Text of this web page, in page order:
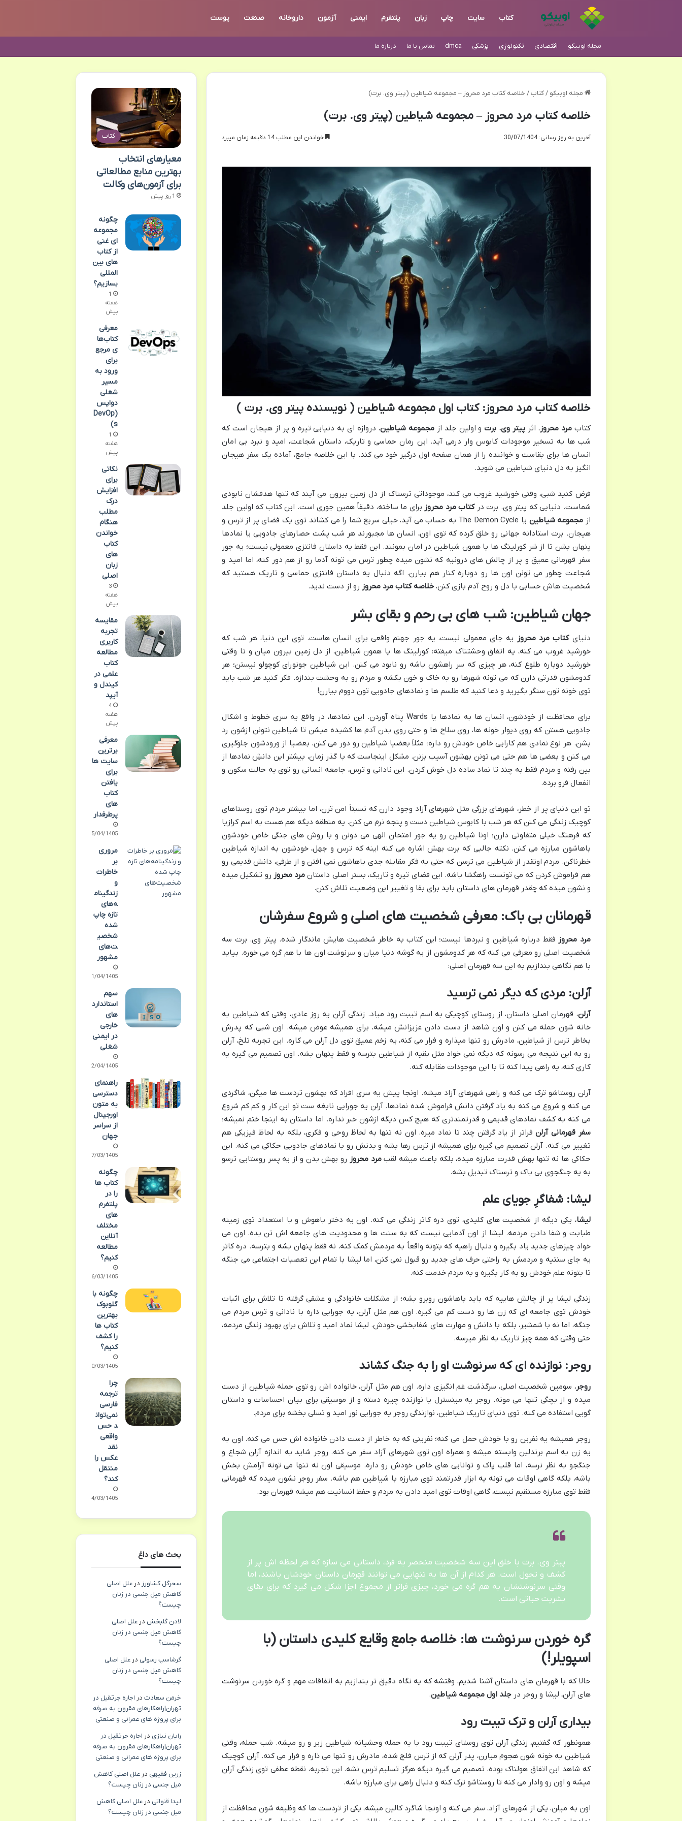
کتاب سایت چاپ زبان پلتفرم ایمنی آزمون داروخانه صنعت پوست
مجله اوبیکو اقتصادی تکنولوژی پزشکی dmca تماس با ما درباره ما
مجله اوبیکو / کتاب / خلاصه کتاب مرد محروز – مجموعه شیاطین (پیتر وی. برت)
خلاصه کتاب مرد محروز – مجموعه شیاطین (پیتر وی. برت)
آخرین به روز رسانی: 30/07/1404 خواندن این مطلب 14 دقیقه زمان میبرد
خلاصه کتاب مرد محروز: کتاب اول مجموعه شیاطین ( نویسنده پیتر وی. برت )
کتابمرد محروز، اثر پیتر وی. برت و اولین جلد ازمجموعه شیاطین، دروازه ای به دنیایی تیره و پر از هیجان است که
شب ها به تسخیر موجودات کابوس وار درمی آید. این رمان حماسی و تاریک، داستان شجاعت، امید و نبرد بی امان
انسان ها برای بقاست و خواننده را از همان صفحه اول درگیر خود می کند. با این خلاصه جامع، آماده یک سفر هیجان
انگیز به دل دنیای شیاطین می شوید.
فرض کنید شبی، وقتی خورشید غروب می کند، موجوداتی ترسناک از دل زمین بیرون می آیند که تنها هدفشان نابودی
شماست. دنیایی که پیتر وی. برت درکتاب مرد محروز برای ما ساخته، دقیقاً همین جوری است. این کتاب که اولین جلد
از مجموعه شیاطین
یا The Demon Cycle به حساب می آید، خیلی سریع شما را می کشاند توی یک فضای پر از ترس و
هیجان. برت استادانه جهانی رو خلق کرده که توی اون، انسان ها مجبورند هر شب پشت حصارهای جادویی یا نمادها
پنهان بشن تا از شر کورلینگ ها یا همون شیاطین در امان بمونند. این فقط یه داستان فانتزی معمولی نیست؛ یه جور
سفر قهرمانی عمیق و پر از چالش های درونیه که نشون میده چطور ترس می تونه آدما رو از هم دور کنه، اما امید و
شجاعت چطور می تونن اون ها رو دوباره کنار هم بیارن. اگه دنبال یه داستان فانتزی حماسی و تاریک هستید که
شخصیت هاش حسابی با دل و روح آدم بازی کنن،خلاصه کتاب مرد محروز رو از دست ندید.
جهان شیاطین: شب های بی رحم و بقای بشر
دنیایکتاب مرد محروز یه جای معمولی نیست، یه جور جهنم واقعی برای انسان هاست. توی این دنیا، هر شب که
خورشید غروب می کنه، یه اتفاق وحشتناک میفته: کورلینگ ها یا همون شیاطین، از دل زمین بیرون میان و تا وقتی
خورشید دوباره طلوع کنه، هر چیزی که سر راهشون باشه رو نابود می کنن. این شیاطین جونورای کوچولو نیستن؛ هر
کدومشون قدرتی دارن که می تونه شهرها رو به خاک و خون بکشه و مردم رو به وحشت بندازه. فکر کنید هر شب باید
توی خونه تون سنگر بگیرید و دعا کنید که طلسم ها و نمادهای جادویی تون دووم بیارن!
برای محافظت از خودشون، انسان ها به نمادها یا Wards پناه آوردن. این نمادها، در واقع یه سری خطوط و اشکال
جادویی هستن که روی دیوار خونه ها، روی سلاح ها و حتی روی بدن آدم ها کشیده میشن تا شیاطین نتونن ازشون رد
بشن. هر نوع نمادی هم کارایی خاص خودش رو داره؛ مثلاً بعضیا شیاطین رو دور می کنن، بعضیا از ورودشون جلوگیری
می کنن و بعضی ها هم حتی می تونن بهشون آسیب بزنن. مشکل اینجاست که با گذر زمان، بیشتر این دانشِ نمادها از
بین رفته و مردم فقط به چند تا نماد ساده دل خوش کردن. این نادانی و ترس، جامعه انسانی رو توی یه حالت سکون و
انفعال فرو برده.
تو این دنیای پر از خطر، شهرهای بزرگی مثل شهرهای آزاد وجود دارن که نسبتاً امن ترن، اما بیشتر مردم توی روستاهای
کوچیک زندگی می کنن که هر شب با کابوس شیاطین دست و پنجه نرم می کنن. یه منطقه دیگه هم هست به اسم کرازیا
که فرهنگ خیلی متفاوتی دارن؛ اونا شیاطین رو یه جور امتحان الهی می دونن و با روش های جنگی خاص خودشون
باهاشون مبارزه می کنن. نکته جالبی که برت بهش اشاره می کنه اینه که ترس و جهل، خودشون به اندازه شیاطین
خطرناکن. مردم اونقدر از شیاطین می ترسن که حتی به فکر مقابله جدی باهاشون نمی افتن و از طرفی، دانش قدیمی رو
هم فراموش کردن که می تونست راهگشا باشه. این فضای تیره و تاریک، بستر اصلی داستان مرد محروز رو تشکیل میده
و نشون میده که چقدر قهرمان های داستان باید برای بقا و تغییر این وضعیت تلاش کنن.
قهرمانان بی باک: معرفی شخصیت های اصلی و شروع سفرشان
مرد محروز فقط درباره شیاطین و نبردها نیست؛ این کتاب به خاطر شخصیت هایش ماندگار شده. پیتر وی. برت سه
شخصیت اصلی رو معرفی می کنه که هر کدومشون از یه گوشه دنیا میان و سرنوشت اون ها با هم گره می خوره. بیاید
با هم نگاهی بندازیم به این سه قهرمان اصلی:
آرلن: مردی که دیگر نمی ترسید
آرلن، قهرمان اصلی داستان، از روستای کوچیکی به اسم تیبت رود میاد. زندگی آرلن یه روز عادی، وقتی که شیاطین به
خانه شون حمله می کنن و اون شاهد از دست دادن عزیزانش میشه، برای همیشه عوض میشه. اون شبی که پدرش
بخاطر ترس از شیاطین، مادرش رو تنها میذاره و فرار می کنه، یه زخم عمیق توی دل آرلن می کاره. این تجربه تلخ، آرلن
رو به این نتیجه می رسونه که دیگه نمی خواد مثل بقیه از شیاطین بترسه و فقط پنهان بشه. اون تصمیم می گیره یه
کاری کنه، یه راهی پیدا کنه تا با این موجودات مقابله کنه.
آرلن روستاشو ترک می کنه و راهی شهرهای آزاد میشه. اونجا پیش یه سری افراد که بهشون تردست ها میگن، شاگردی
می کنه و شروع می کنه به یاد گرفتن دانش فراموش شده نمادها. آرلن یه جورایی نابغه ست تو این کار و کم کم شروع
می کنه به کشف نمادهای قدیمی و قدرتمندتری که هیچ کس دیگه ازشون خبر نداره. اما داستان به اینجا ختم نمیشه؛
سفر قهرمانی آرلنفراتر از یاد گرفتن چند تا نماد میره. اون نه تنها به لحاظ روحی و فکری، بلکه به لحاظ فیزیکی هم
تغییر می کنه. آرلن تصمیم می گیره برای همیشه از ترس رها بشه و بدنش رو با نمادهای جادویی حکاکی می کنه. این
حکاکی ها نه تنها بهش قدرت مبارزه میده، بلکه باعث میشه لقبمرد محروز رو بهش بدن و از یه پسر روستایی ترسو
به یه جنگجوی بی باک و ترسناک تبدیل بشه.
لیشا: شفاگرِ جویای علم
لیشا، یکی دیگه از شخصیت های کلیدی، توی دره کاتر زندگی می کنه. اون یه دختر باهوش و با استعداد توی زمینه
طبابت و شفا دادن مردمه. لیشا از اون آدمایی نیست که به سنت ها و محدودیت های جامعه اش تن بده. اون می
خواد چیزهای جدید یاد بگیره و دنبال راهیه که بتونه واقعاً به مردمش کمک کنه، نه فقط پنهان بشه و بترسه. دره کاتر
یه جای سنتیه و مردمش به راحتی حرف های جدید رو قبول نمی کنن، اما لیشا با تمام این تعصبات اجتماعی می جنگه
تا بتونه علم خودش رو به کار بگیره و به مردم خدمت کنه.
زندگی لیشا پر از چالش هاییه که باید باهاشون روبرو بشه؛ از مشکلات خانوادگی و عشقی گرفته تا تلاش برای اثبات
خودش توی جامعه ای که زن ها رو دست کم می گیره. اون هم مثل آرلن، یه جورایی داره با نادانی و ترس مردم می
جنگه، اما نه با شمشیر، بلکه با دانش و مهارت های شفابخشی خودش. لیشا نماد امید و تلاش برای بهبود زندگی مردمه،
حتی وقتی که همه چیز تاریک به نظر میرسه.
روجر: نوازنده ای که سرنوشت او را به جنگ کشاند
روجر، سومین شخصیت اصلی، سرگذشت غم انگیزی داره. اون هم مثل آرلن، خانواده اش رو توی حمله شیاطین از دست
میده و از بچگی تنها می مونه. روجر یه مینسترل یا نوازنده چیره دسته و از موسیقی برای بیان احساسات و داستان
گویی استفاده می کنه. توی دنیای تاریک شیاطین، نوازندگی روجر یه جورایی نور امید و تسلی بخشه برای مردم.
روجر همیشه یه نفرین رو با خودش حمل می کنه؛ نفرینی که به خاطر از دست دادن خانواده اش حس می کنه. اون به
یه زن به اسم برندلین وابسته میشه و همراه اون توی شهرهای آزاد سفر می کنه. روجر شاید به اندازه آرلن شجاع و
جنگجو به نظر نرسه، اما قلب پاک و توانایی های خاص خودش رو داره. موسیقی اون نه تنها می تونه آرامش بخش
باشه، بلکه گاهی اوقات می تونه یه ابزار قدرتمند توی مبارزه با شیاطین هم باشه. سفر روجر نشون میده که قهرمانی
فقط توی مبارزه مستقیم نیست، گاهی اوقات توی امید دادن به مردم و حفظ انسانیت هم میشه قهرمان بود.
پیتر وی. برت با خلق این سه شخصیت منحصر به فرد، داستانی می سازه که هر لحظه اش پر از
کشف و تحول است. هر کدام از آن ها به تنهایی می توانند قهرمان داستان خودشان باشند، اما
وقتی سرنوشتشان به هم گره می خورد، چیزی فراتر از مجموع اجزا شکل می گیرد که برای بقای
بشریت حیاتی است.
گره خوردن سرنوشت ها: خلاصه جامع وقایع کلیدی داستان (با
اسپویلر!)
حالا که با قهرمان های داستان آشنا شدیم، وقتشه که یه نگاه دقیق تر بندازیم به اتفاقات مهم و گره خوردن سرنوشت
های آرلن، لیشا و روجر درجلد اول مجموعه شیاطین.
بیداری آرلن و ترک تیبت رود
همونطور که گفتیم، زندگی آرلن توی روستای تیبت رود با یه حمله وحشیانه شیاطین زیر و رو میشه. شب حمله، وقتی
شیاطین به خونه شون هجوم میارن، پدر آرلن که از ترس فلج شده، مادرش رو تنها می ذاره و فرار می کنه. آرلن کوچیک
که شاهد این اتفاق هولناک بوده، تصمیم می گیره دیگه هرگز تسلیم ترس نشه. این تجربه، نقطه عطفی توی زندگی آرلن
میشه و اون رو وادار می کنه تا روستاشو ترک کنه و دنبال راهی برای مبارزه باشه.
اون به میلن، یکی از شهرهای آزاد، سفر می کنه و اونجا شاگرد کالین میشه، یکی از تردست ها که وظیفه شون محافظت از
کتاب
معیارهای انتخاب
بهترین منابع مطالعاتی
برای آزمون‌های وکالت
1 روز پیش
چگونه
مجموعه
ای غنی
از کتاب
های بین
المللی
بسازیم؟
1
هفته
پیش
معرفی
کتاب‌ها
ی مرجع
برای
ورود به
مسیر
شغلی
دواپس
(DevOp
s)
1
هفته
پیش
نکاتی
برای
افزایش
درک
مطلب
هنگام
خواندن
کتاب
های
زبان
اصلی
3
هفته
پیش
مقایسه
تجربه
کاربری
مطالعه
کتاب
علمی در
کیندل و
آیپد
4
هفته
پیش
معرفی
برترین
سایت ها
برای
یافتن
کتاب
های
پرطرفدار
15/04/1405
مروری
بر
خاطرات
و
زندگینام
ه‌های
تازه چاپ
شده
شخصی
ت‌های
مشهور
11/04/1405
سهم
استاندارد
های
خارجی
در ایمنی
شغلی
02/04/1405
راهنمای
دسترسی
به متون
اورجینال
از سراسر
جهان
27/03/1405
چگونه
کتاب ها
را در
پلتفرم
های
مختلف
آنلاین
مطالعه
کنیم؟
16/03/1405
چگونه با
گلوبوک
بهترین
کتاب ها
را کشف
کنیم؟
10/03/1405
چرا
ترجمه
فارسی
نمی‌توان
د حس
واقعی
نقد
عکس را
منتقل
کند؟
04/03/1405
بحث های داغ
سحرگل کشاورز در علل اصلی
کاهش میل جنسی در زنان
چیست؟
لادن گلبخش در علل اصلی
کاهش میل جنسی در زنان
چیست؟
گرشاسپ رسولی در علل اصلی
کاهش میل جنسی در زنان
چیست؟
خرمن سعادتدر اجاره جرثقیل در
تهران|راهکارهای مقرون به صرفه
برای پروژه های عمرانی و صنعتی
رایان نیازی در اجاره جرثقیل در
تهران|راهکارهای مقرون به صرفه
برای پروژه های عمرانی و صنعتی
زرین فقیهی در علل اصلی کاهش
میل جنسی در زنان چیست؟
لیدا قنواتی در علل اصلی کاهش
میل جنسی در زنان چیست؟